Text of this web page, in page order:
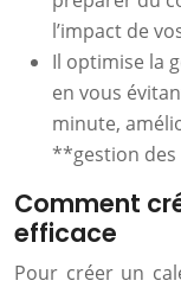
l’impact de
Il optimise la
en vous
minute,
**gestion des
Comment
efficace
Pour créer un